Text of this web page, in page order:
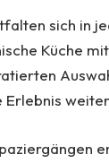
sich in
Küche
Erlebnis